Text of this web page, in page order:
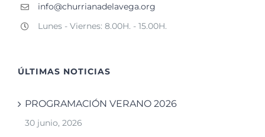
info@churrianadelavega.org
Lunes - Viernes: 8.00H. - 15.00H.
ÚLTIMAS NOTICIAS
PROGRAMACIÓN VERANO 2026
30 junio, 2026